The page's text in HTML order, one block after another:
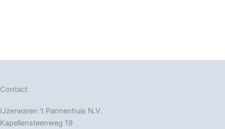
Contact
IJzerwaren ‘t Pannenhuis N.V.
Kapellensteenweg 19